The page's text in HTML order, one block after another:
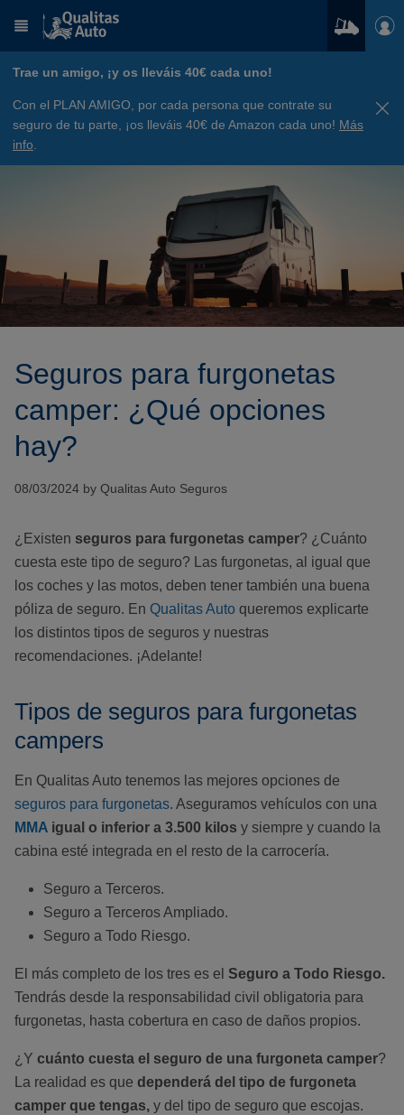
Trae un amigo, ¡y os lleváis 40€ cada uno!
Con el PLAN AMIGO, por cada persona que contrate su
seguro de tu parte, ¡os lleváis 40€ de Amazon cada uno! Más
info
Seguros para furgonetas
camper: ¿Qué opciones
hay?
08/03/2024 by Qualitas Auto Seguros
¿Existen seguros para furgonetas camper? ¿Cuánto
cuesta este tipo de seguro? Las furgonetas, al igual que
los coches y las motos, deben tener también una buena
póliza de seguro. En Qualitas Auto queremos explicarte
los distintos tipos de seguros y nuestras
recomendaciones. ¡Adelante!
Tipos de seguros para furgonetas
campers
En Qualitas Auto tenemos las mejores opciones de
seguros para furgonetas. Aseguramos vehículos con una
MMA igual o inferior a 3.500 kilos y siempre y cuando la
cabina esté integrada en el resto de la carrocería.
Seguro a Terceros.
Seguro a Terceros Ampliado.
Seguro a Todo Riesgo.
El más completo de los tres es el Seguro a Todo Riesgo.
Tendrás desde la responsabilidad civil obligatoria para
furgonetas, hasta cobertura en caso de daños propios.
¿Y cuánto cuesta el seguro de una furgoneta camper?
La realidad es que dependerá del tipo de furgoneta
camper que tengas, y del tipo de seguro que escojas.